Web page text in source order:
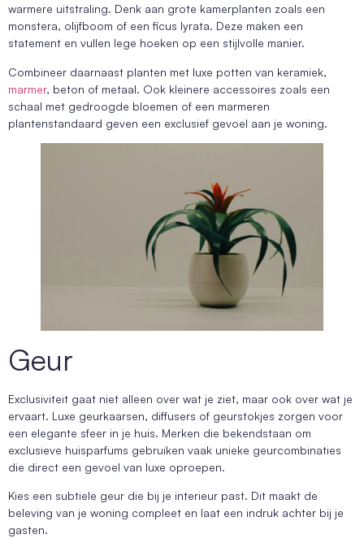
warmere uitstraling. Denk aan grote kamerplanten zoals een
monstera, olijfboom of een ficus lyrata. Deze maken een
statement en vullen lege hoeken op een stijlvolle manier.
Combineer daarnaast planten met luxe potten van keramiek,
marmer, beton of metaal. Ook kleinere accessoires zoals een
schaal met gedroogde bloemen of een marmeren
plantenstandaard geven een exclusief gevoel aan je woning.
Geur
Exclusiviteit gaat niet alleen over wat je ziet, maar ook over wat je
ervaart. Luxe geurkaarsen, diffusers of geurstokjes zorgen voor
een elegante sfeer in je huis. Merken die bekendstaan om
exclusieve huisparfums gebruiken vaak unieke geurcombinaties
die direct een gevoel van luxe oproepen.
Kies een subtiele geur die bij je interieur past. Dit maakt de
beleving van je woning compleet en laat een indruk achter bij je
gasten.